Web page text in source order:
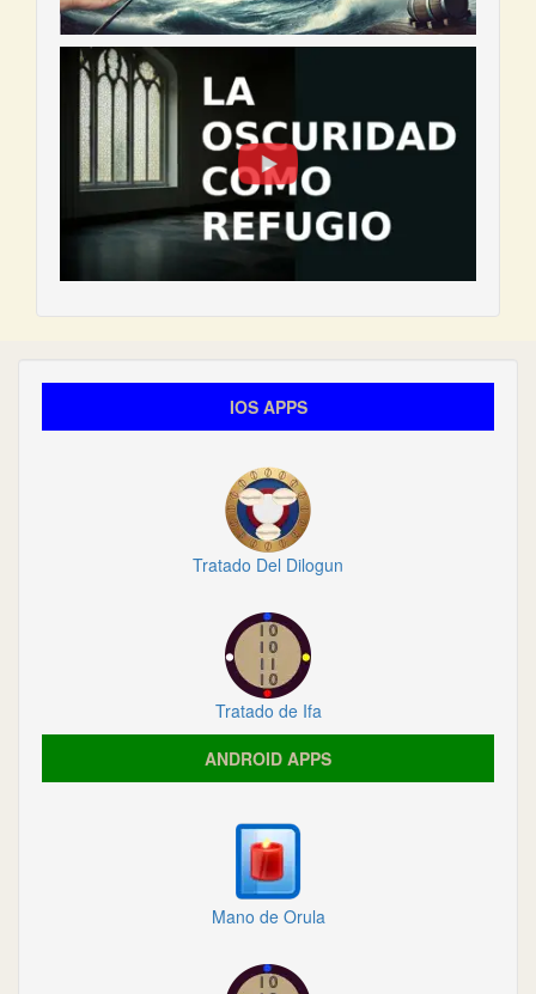
IOS APPS
Tratado Del Dilogun
Tratado de Ifa
ANDROID APPS
Mano de Orula